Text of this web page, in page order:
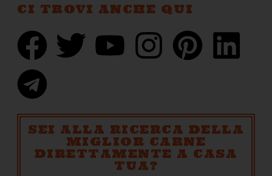
CI TROVI ANCHE QUI
SEI ALLA RICERCA DELLA
MIGLIOR CARNE
DIRETTAMENTE A CASA
TUA?